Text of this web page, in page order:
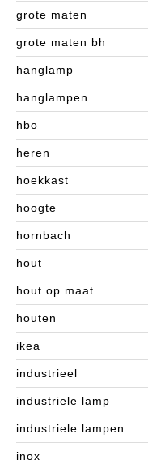
grote maten
grote maten bh
hanglamp
hanglampen
hbo
heren
hoekkast
hoogte
hornbach
hout
hout op maat
houten
ikea
industrieel
industriele lamp
industriele lampen
inox